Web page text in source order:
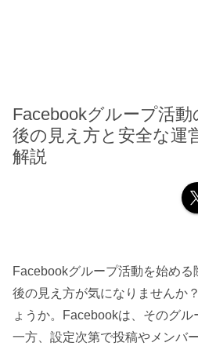
Facebookグループ活
後の見え方と安全な運
解説
Facebookグループ活動を始め
後の見え方が気になりませんか
ょうか。Facebookは、そのグ
一方、設定次第で投稿やメンバ